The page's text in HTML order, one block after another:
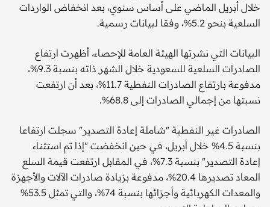
خلال أبريل الماضي على أساس سنوي، بعد انخفاض الواردات
السلعية بنحو 5.2%، وفقا لبيانات رسمية.
البيانات التي نشرتها الهيئة العامة للإحصاء، أظهرت ارتفاع
الصادرات السلعية للسعودية خلال الشهر ذاته بنسبة 9.3%،
مدفوعة بارتفاع الصادرات النفطية 11.7%، بعد أن ارتفعت
نسبتها من إجمالي الصادرات إلى 68.8%.
الصادرات غير النفطية "شاملة إعادة التصدير" سجلت ارتفاعا
بنسبة 4.5% خلال أبريل، في حين انخفضت "إذا تم استثناء
إعادة التصدير" بنسبة 7.3%، في المقابل ارتفعت قيمة السلع
المعاد تصديرها 20.4%، مدفوعة بزيادة صادرات الآلات والأجهزة
والمعدات الكهربائية وأجزائها بنسبة 74%، والتي تمثل 53.5%